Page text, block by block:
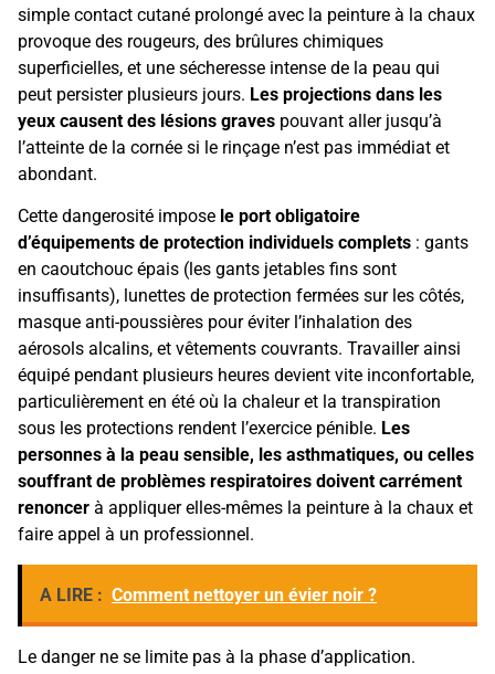
simple contact cutané prolongé avec la peinture à la chaux
provoque des rougeurs, des brûlures chimiques
superficielles, et une sécheresse intense de la peau qui
peut persister plusieurs jours. Les projections dans les
yeux causent des lésions graves pouvant aller jusqu’à
l’atteinte de la cornée si le rinçage n’est pas immédiat et
abondant.
Cette dangerosité impose le port obligatoire
d’équipements de protection individuels complets : gants
en caoutchouc épais (les gants jetables fins sont
insuffisants), lunettes de protection fermées sur les côtés,
masque anti-poussières pour éviter l’inhalation des
aérosols alcalins, et vêtements couvrants. Travailler ainsi
équipé pendant plusieurs heures devient vite inconfortable,
particulièrement en été où la chaleur et la transpiration
sous les protections rendent l’exercice pénible. Les
personnes à la peau sensible, les asthmatiques, ou celles
souffrant de problèmes respiratoires doivent carrément
renoncer à appliquer elles-mêmes la peinture à la chaux et
faire appel à un professionnel.
A LIRE : Comment nettoyer un évier noir ?
Le danger ne se limite pas à la phase d’application.